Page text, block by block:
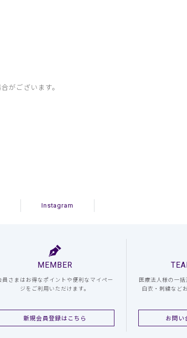
がございます。
Instagram
MEMBER
員さまはお得なポイントや便利なマイペー
ジをご利用いただけます。
新規会員登録はこちら
医療法人様の一
白衣・刺繍など
お問い